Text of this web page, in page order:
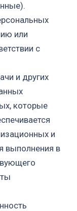
или
с
и других
которые
и
выполнения в